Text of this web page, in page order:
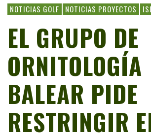
NOTICIAS GOLF NOTICIAS PROYECTOS
EL GRUPO DE
ORNITOLOGÍA
BALEAR PIDE
RESTRINGIR